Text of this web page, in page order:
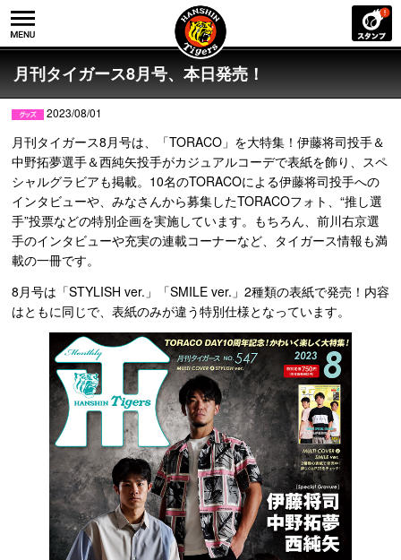
月刊タイガース8月号、本日発売！
2023/08/01
月刊タイガース8月号は、「TORACO」を大特集！伊藤将司投手＆
中野拓夢選手＆西純矢投手がカジュアルコーデで表紙を飾り、スペ
シャルグラビアも掲載。10名のTORACOによる伊藤将司投手への
インタビューや、みなさんから募集したTORACOフォト、“推し選
手”投票などの特別企画を実施しています。もちろん、前川右京選
手のインタビューや充実の連載コーナーなど、タイガース情報も満
載の一冊です。
8月号は「STYLISH ver.」「SMILE ver.」2種類の表紙で発売！内容
はともに同じで、表紙のみが違う特別仕様となっています。